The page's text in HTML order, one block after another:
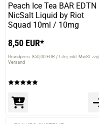
Peach Ice Tea BAR EDTN
NicSalt Liquid by Riot
Squad 10ml / 10mg
8,50 EUR*
Grundpreis: 850,00 EUR / Liter inkl. MwSt. zzgl.
Versand